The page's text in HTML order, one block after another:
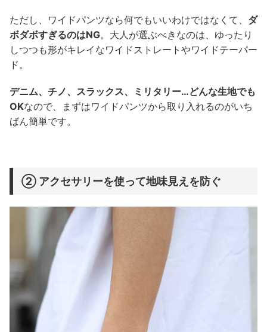
ただし、ワイドパンツなら何でもいいわけではなくて、 ダ
ボダボすぎるのはNG。大人が選ぶべきなのは、ゆったり
しつつも形がキレイなワイドストレートやワイドテーパー
ド。
デニム、チノ、スラックス、ミリタリー…どんな生地でも
OKなので、まずはワイドパンツから取り入れるのがいち
ばん簡単です。
② アクセサリーを使って地味見えを防ぐ